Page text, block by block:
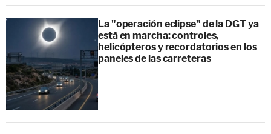
La "operación eclipse" de la DGT ya
está en marcha: controles,
helicópteros y recordatorios en los
paneles de las carreteras